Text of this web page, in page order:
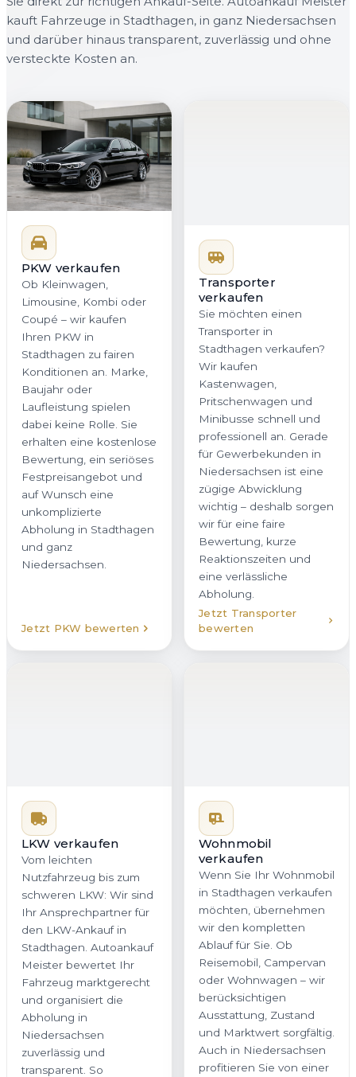
kauft Fahrzeuge in Stadthagen, in ganz Niedersachsen
und darüber hinaus transparent, zuverlässig und ohne
versteckte Kosten an.
PKW verkaufen
Ob Kleinwagen,
Limousine, Kombi oder
Coupé – wir kaufen
Ihren PKW in
Stadthagen zu fairen
Konditionen an. Marke,
Baujahr oder
Laufleistung spielen
dabei keine Rolle. Sie
erhalten eine kostenlose
Bewertung, ein seriöses
Festpreisangebot und
auf Wunsch eine
unkomplizierte
Abholung in Stadthagen
und ganz
Niedersachsen.
Jetzt PKW bewerten
Transporter
verkaufen
Sie möchten einen
Transporter in
Stadthagen verkaufen?
Wir kaufen
Kastenwagen,
Pritschenwagen und
Minibusse schnell und
professionell an. Gerade
für Gewerbekunden in
Niedersachsen ist eine
zügige Abwicklung
wichtig – deshalb sorgen
wir für eine faire
Bewertung, kurze
Reaktionszeiten und
eine verlässliche
Abholung.
Jetzt Transporter
bewerten
LKW verkaufen
Vom leichten
Nutzfahrzeug bis zum
schweren LKW: Wir sind
Ihr Ansprechpartner für
den LKW-Ankauf in
Stadthagen. Autoankauf
Meister bewertet Ihr
Fahrzeug marktgerecht
und organisiert die
Abholung in
Niedersachsen
zuverlässig und
transparent. So
Wohnmobil
verkaufen
Wenn Sie Ihr Wohnmobil
in Stadthagen verkaufen
möchten, übernehmen
wir den kompletten
Ablauf für Sie. Ob
Reisemobil, Campervan
oder Wohnwagen – wir
berücksichtigen
Ausstattung, Zustand
und Marktwert sorgfältig.
Auch in Niedersachsen
profitieren Sie von einer